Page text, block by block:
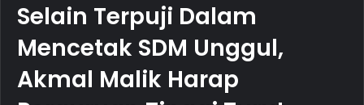
Selain Terpuji Dalam
Mencetak SDM Unggul,
Akmal Malik Harap